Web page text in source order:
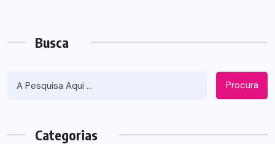
Busca
Procura
Categorias